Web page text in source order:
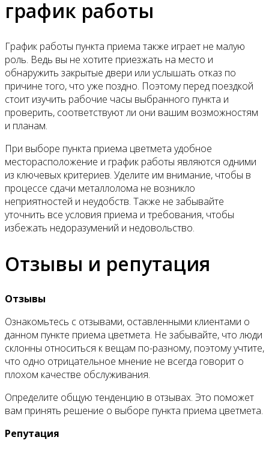
график работы
График работы пункта приема также играет не малую
роль. Ведь вы не хотите приезжать на место и
обнаружить закрытые двери или услышать отказ по
причине того, что уже поздно. Поэтому перед поездкой
стоит изучить рабочие часы выбранного пункта и
проверить, соответствуют ли они вашим возможностям
и планам.
При выборе пункта приема цветмета удобное
месторасположение и график работы являются одними
из ключевых критериев. Уделите им внимание, чтобы в
процессе сдачи металлолома не возникло
неприятностей и неудобств. Также не забывайте
уточнить все условия приема и требования, чтобы
избежать недоразумений и недовольство.
Отзывы и репутация
Отзывы
Ознакомьтесь с отзывами, оставленными клиентами о
данном пункте приема цветмета. Не забывайте, что люди
склонны относиться к вещам по-разному, поэтому учтите,
что одно отрицательное мнение не всегда говорит о
плохом качестве обслуживания.
Определите общую тенденцию в отзывах. Это поможет
вам принять решение о выборе пункта приема цветмета.
Репутация